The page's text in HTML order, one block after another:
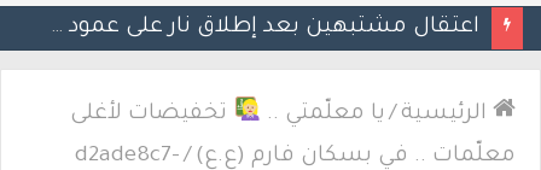
عن
اعتقال مشتبهين بعد إطلاق نار على عمود كهرباء وتهديد طواقم شركة الكهرباء في تل السبع
الرئيسية / يا معلّمتي ..
تخفيضات لأغلى
معلّمات .. في بسكان فارم (ع.ع) /
d2ade8c7-